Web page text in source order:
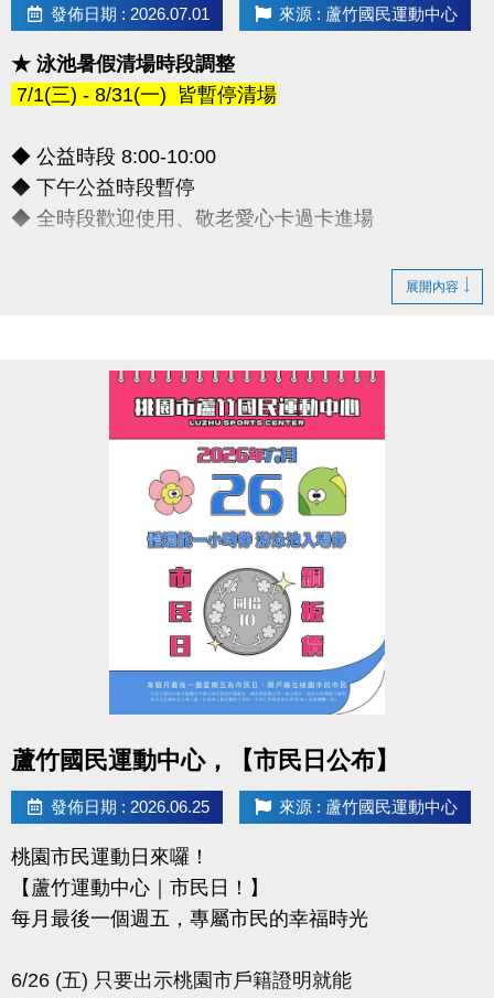
發佈日期 : 2026.07.01 來源 : 蘆竹國民運動中心
★ 泳池暑假清場時段調整
7/1(三) - 8/31(一) 皆暫停清場
◆ 公益時段 8:00-10:00
◆ 下午公益時段暫停
◆ 全時段歡迎使用、敬老愛心卡過卡進場
-洽詢專線：03-2639066 #112
-官網 :
https://www.lzsports.com.tw/zh_TW/news/pageID/1/
-FB : 桃園市蘆竹國民運動中心
-IG : @luzhusports
展開內容
蘆竹國民運動中心，【市民日公布】
發佈日期 : 2026.06.25 來源 : 蘆竹國民運動中心
桃園市民運動日來囉！
【蘆竹運動中心｜市民日！】
每月最後一個週五，專屬市民的幸福時光
6/26 (五) 只要出示桃園市戶籍證明就能